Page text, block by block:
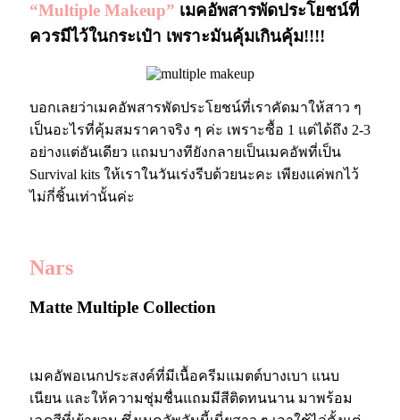
“Multiple Makeup” เมคอัพสารพัดประโยชน์ที่
ควรมีไว้ในกระเป๋า เพราะมันคุ้มเกินคุ้ม!!!!
บอกเลยว่าเมคอัพสารพัดประโยชน์ที่เราคัดมาให้สาว ๆ
เป็นอะไรที่คุ้มสมราคาจริง ๆ ค่ะ เพราะซื้อ 1 แต่ได้ถึง 2-3
อย่างแต่อันเดียว แถมบางทียังกลายเป็นเมคอัพที่เป็น
Survival kits ให้เราในวันเร่งรีบด้วยนะคะ เพียงแค่พกไว้
ไม่กี่ชิ้นเท่านั้นค่ะ
Nars
Matte Multiple Collection
เมคอัพอเนกประสงค์ที่มีเนื้อครีมแมตต์บางเบา แนบ
เนียน และให้ความชุ่มชื่นแถมมีสีติดทนนาน มาพร้อม